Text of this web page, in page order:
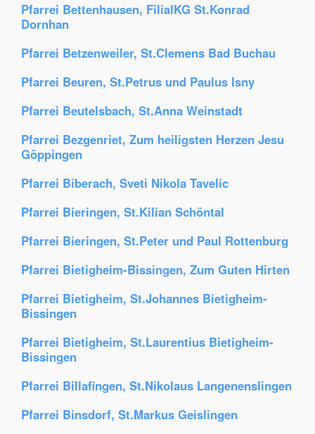
Pfarrei Bettenhausen, FilialKG St.Konrad
Dornhan
Pfarrei Betzenweiler, St.Clemens Bad Buchau
Pfarrei Beuren, St.Petrus und Paulus Isny
Pfarrei Beutelsbach, St.Anna Weinstadt
Pfarrei Bezgenriet, Zum heiligsten Herzen Jesu
Göppingen
Pfarrei Biberach, Sveti Nikola Tavelic
Pfarrei Bieringen, St.Kilian Schöntal
Pfarrei Bieringen, St.Peter und Paul Rottenburg
Pfarrei Bietigheim-Bissingen, Zum Guten Hirten
Pfarrei Bietigheim, St.Johannes Bietigheim-
Bissingen
Pfarrei Bietigheim, St.Laurentius Bietigheim-
Bissingen
Pfarrei Billafingen, St.Nikolaus Langenenslingen
Pfarrei Binsdorf, St.Markus Geislingen